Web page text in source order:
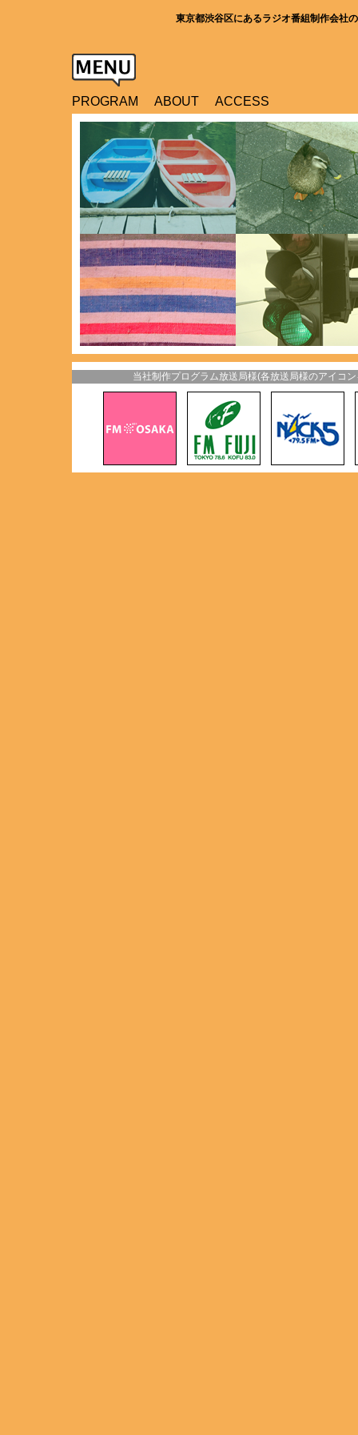
東京都渋谷区にあるラジオ番組制作会社
PROGRAM ABOUT ACCESS
当社制作プログラム放送局様(各放送局様のアイコ